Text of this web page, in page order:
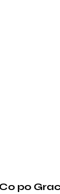
po